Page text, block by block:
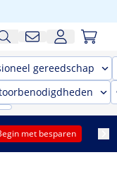
gereedschap
met besparen